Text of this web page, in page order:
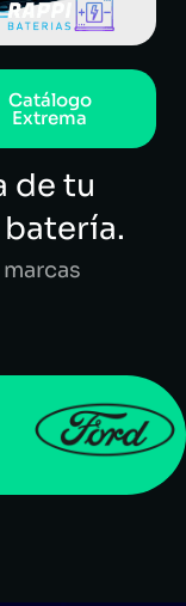
Catálogo
Extrema
de tu